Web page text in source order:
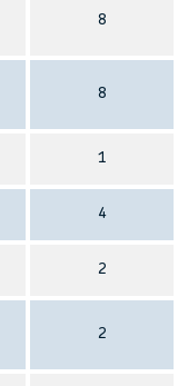
8
8
1
4
2
2